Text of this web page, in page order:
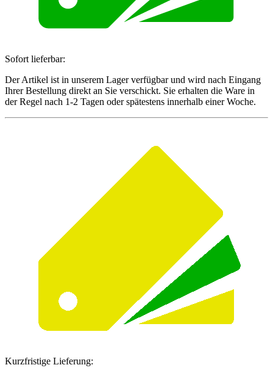
Sofort lieferbar:
Der Artikel ist in unserem Lager verfügbar und wird nach Eingang
Ihrer Bestellung direkt an Sie verschickt. Sie erhalten die Ware in
der Regel nach 1-2 Tagen oder spätestens innerhalb einer Woche.
Kurzfristige Lieferung: